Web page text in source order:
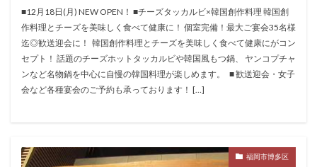
■12月18日(月) NEW OPEN！ ■チーズタッカルビ×韓国創作料理 韓国創
作料理とチーズを美味しく食べて健康に！ 個室完備！最大ご宴会35名様
迄◎歓送迎会に！ 韓国創作料理とチーズを美味しく食べて健康にがコン
セプト！ 話題のチーズホットタッカルビや韓国風もつ鍋、 ヤンコプチャ
ンなど名物鍋を中心に自慢の韓国料理が楽しめます。 ■ 歓送迎会・女子
会など各種宴会のご予約も承っております！ […]
福岡市博多区